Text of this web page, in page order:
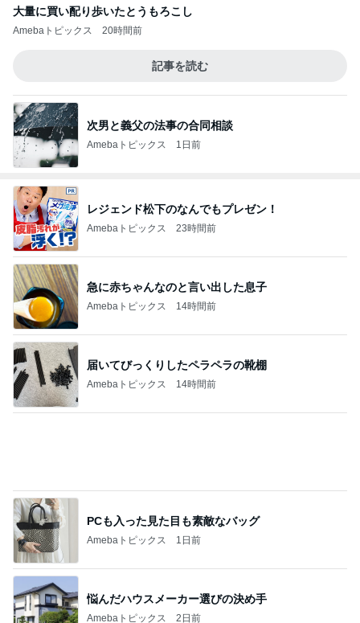
Amebaトピックス 1日前
レジェンド松下のなんでもプレゼン！
Amebaトピックス 23時間前
急に赤ちゃんなのと言い出した息子
Amebaトピックス 14時間前
届いてびっくりしたペラペラの靴棚
Amebaトピックス 14時間前
悩んだハウスメーカー選びの決め手
Amebaトピックス 2日前